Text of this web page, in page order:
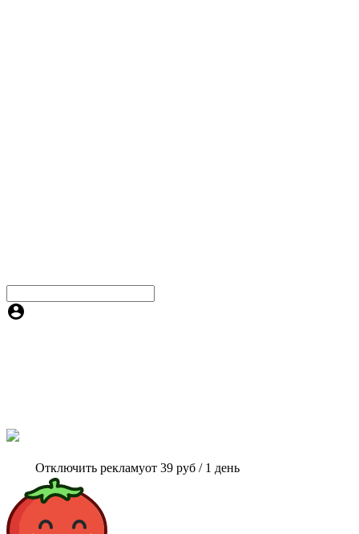
Отключить рекламуот 39 руб / 1 день